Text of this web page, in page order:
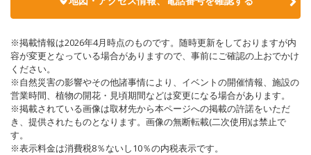
※掲載情報は2026年4月時点のものです。随時更新をしておりますが内
容が変更となっている場合がありますので、事前にご確認の上おでかけ
ください。
※自然災害の影響やその他諸事情により、イベントの開催情報、施設の
営業時間、植物の開花・見頃期間などは変更になる場合があります。
※掲載されている画像は取材先から本ページへの掲載の許諾をいただ
き、提供されたものとなります。画像の無断転載(二次使用)は禁止で
す。
※表示料金は消費税8％ないし10％の内税表示です。